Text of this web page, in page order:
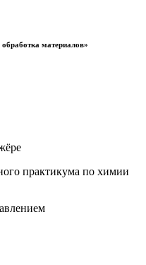
материалов»
практикума по химии